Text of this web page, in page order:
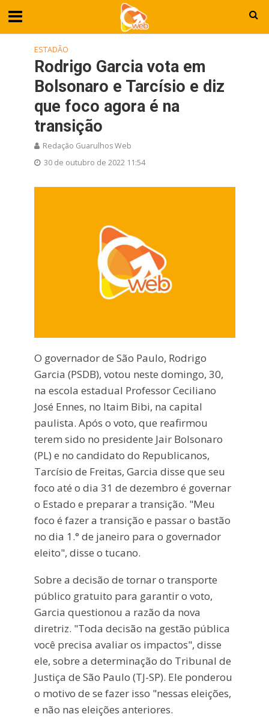
ESTADÃO
Rodrigo Garcia vota em
Bolsonaro e Tarcísio e diz
que foco agora é na
transição
Redação Guarulhos Web
30 de outubro de 2022 11:54
O governador de São Paulo, Rodrigo
Garcia (PSDB), votou neste domingo, 30,
na escola estadual Professor Ceciliano
José Ennes, no Itaim Bibi, na capital
paulista. Após o voto, que reafirmou
terem sido no presidente Jair Bolsonaro
(PL) e no candidato do Republicanos,
Tarcísio de Freitas, Garcia disse que seu
foco até o dia 31 de dezembro é governar
o Estado e preparar a transição. "Meu
foco é fazer a transição e passar o bastão
no dia 1.° de janeiro para o governador
eleito", disse o tucano.
Sobre a decisão de tornar o transporte
público gratuito para garantir o voto,
Garcia questionou a razão da nova
diretriz. "Toda decisão na gestão pública
você precisa avaliar os impactos", disse
ele, sobre a determinação do Tribunal de
Justiça de São Paulo (TJ-SP). Ele ponderou
o motivo de se fazer isso "nessas eleições,
e não nas eleições anteriores.